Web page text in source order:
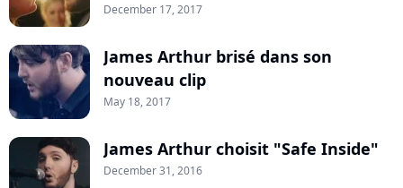
December 17, 2017
James Arthur brisé dans son
nouveau clip
May 18, 2017
James Arthur choisit "Safe Inside"
December 31, 2016